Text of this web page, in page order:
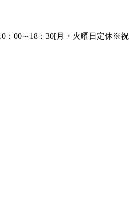
：00～18：30[月・火曜日定休※